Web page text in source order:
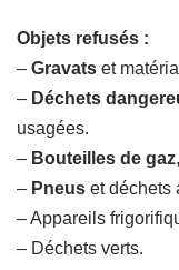
Objets refusés :
– Gravats et
– Déchets
usagées.
– Bouteilles de gaz
– Pneus et déchets
– Appareils
– Déchets verts.